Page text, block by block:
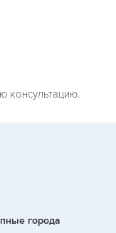
консультацию.
города